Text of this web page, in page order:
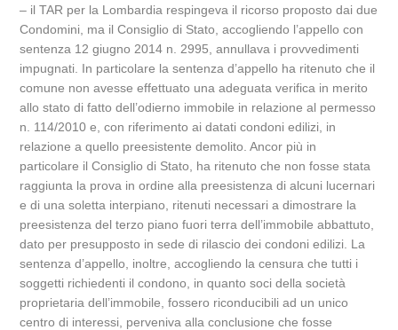
– il TAR per la Lombardia respingeva il ricorso proposto dai due
Condomini, ma il Consiglio di Stato, accogliendo l’appello con
sentenza 12 giugno 2014 n. 2995, annullava i provvedimenti
impugnati. In particolare la sentenza d’appello ha ritenuto che il
comune non avesse effettuato una adeguata verifica in merito
allo stato di fatto dell’odierno immobile in relazione al permesso
n. 114/2010 e, con riferimento ai datati condoni edilizi, in
relazione a quello preesistente demolito. Ancor più in
particolare il Consiglio di Stato, ha ritenuto che non fosse stata
raggiunta la prova in ordine alla preesistenza di alcuni lucernari
e di una soletta interpiano, ritenuti necessari a dimostrare la
preesistenza del terzo piano fuori terra dell’immobile abbattuto,
dato per presupposto in sede di rilascio dei condoni edilizi. La
sentenza d’appello, inoltre, accogliendo la censura che tutti i
soggetti richiedenti il condono, in quanto soci della società
proprietaria dell’immobile, fossero riconducibili ad un unico
centro di interessi, perveniva alla conclusione che fosse